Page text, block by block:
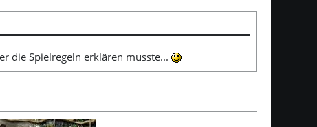
die Spielregeln erklären musste...